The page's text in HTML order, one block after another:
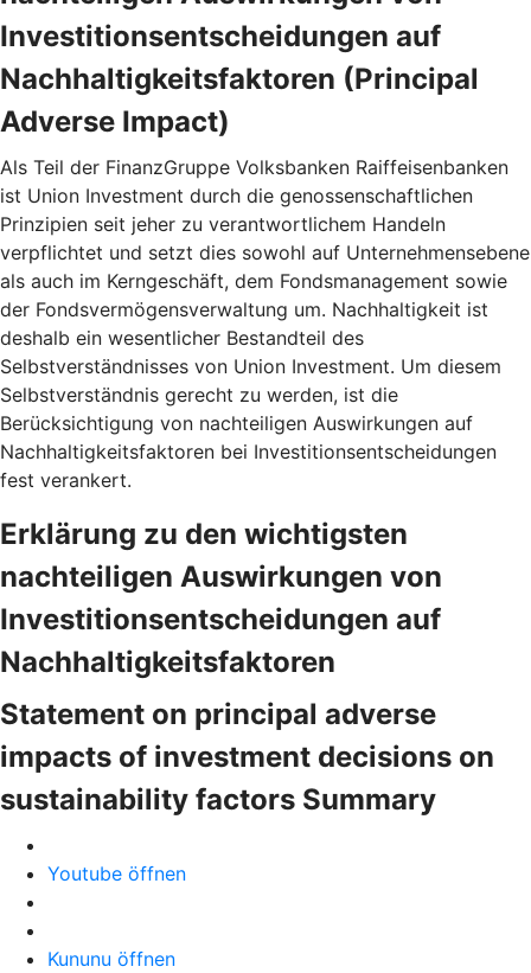
Investitionsentscheidungen auf
Nachhaltigkeitsfaktoren (Principal
Adverse Impact)
Als Teil der FinanzGruppe Volksbanken Raiffeisenbanken
ist Union Investment durch die genossenschaftlichen
Prinzipien seit jeher zu verantwortlichem Handeln
verpflichtet und setzt dies sowohl auf Unternehmensebene
als auch im Kerngeschäft, dem Fondsmanagement sowie
der Fondsvermögensverwaltung um. Nachhaltigkeit ist
deshalb ein wesentlicher Bestandteil des
Selbstverständnisses von Union Investment. Um diesem
Selbstverständnis gerecht zu werden, ist die
Berücksichtigung von nachteiligen Auswirkungen auf
Nachhaltigkeitsfaktoren bei Investitionsentscheidungen
fest verankert.
Erklärung zu den wichtigsten
nachteiligen Auswirkungen von
Investitionsentscheidungen auf
Nachhaltigkeitsfaktoren
Statement on principal adverse
impacts of investment decisions on
sustainability factors Summary
Youtube öffnen
Kununu öffnen